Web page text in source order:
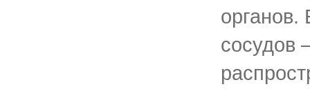
органов.
сосудов